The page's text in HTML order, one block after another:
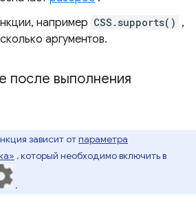
например CSS.supports() ,
аргументов.
после выполнения
зависит отпараметра
, который необходимо включить в
.